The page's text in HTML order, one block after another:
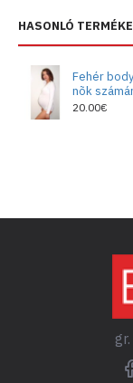
HASONLÓ
Fehér
nõk
20.00€